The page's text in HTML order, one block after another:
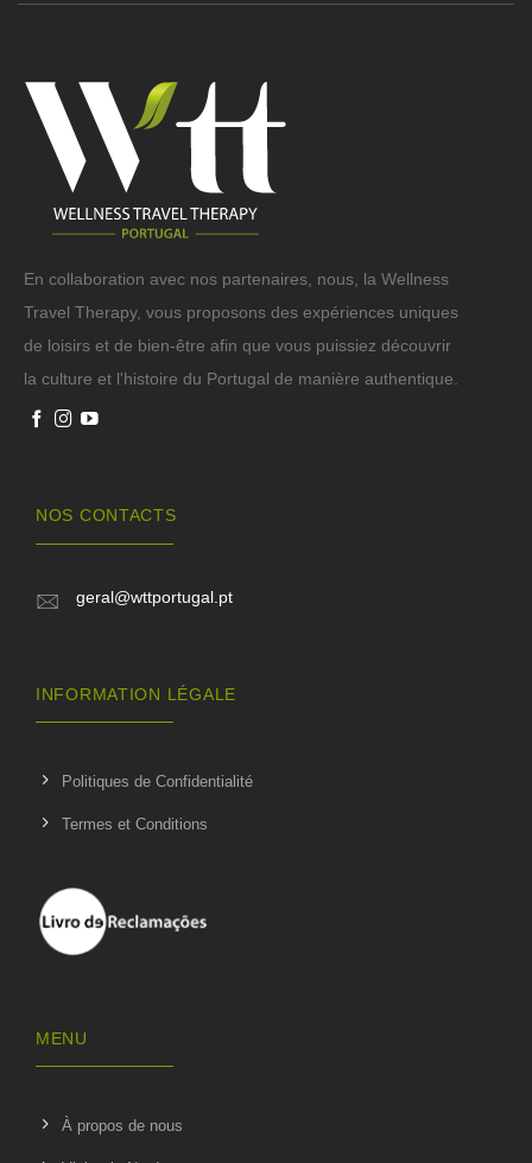
En collaboration avec nos partenaires, nous, la Wellness
Travel Therapy, vous proposons des expériences uniques
de loisirs et de bien-être afin que vous puissiez découvrir
la culture et l'histoire du Portugal de manière authentique.
NOS CONTACTS
geral@wttportugal.pt
INFORMATION LÉGALE
Politiques de Confidentialité
Termes et Conditions
MENU
À propos de nous